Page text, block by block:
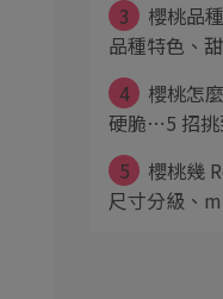
3
櫻桃品
品種特色、
4
櫻桃怎
硬脆⋯5 招
5
櫻桃幾
尺寸分級、